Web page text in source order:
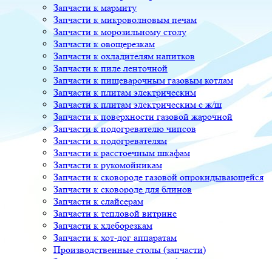
Запчасти к мармиту
Запчасти к микроволновым печам
Запчасти к морозильному столу
Запчасти к овощерезкам
Запчасти к охладителям напитков
Запчасти к пиле ленточной
Запчасти к пищеварочным газовым котлам
Запчасти к плитам электрическим
Запчасти к плитам электрическим с ж/ш
Запчасти к поверхности газовой жарочной
Запчасти к подогревателю чипсов
Запчасти к подогревателям
Запчасти к расстоечным шкафам
Запчасти к рукомойникам
Запчасти к сковороде газовой опрокидывающейся
Запчасти к сковороде для блинов
Запчасти к слайсерам
Запчасти к тепловой витрине
Запчасти к хлеборезкам
Запчасти к хот-дог аппаратам
Производственные столы (запчасти)